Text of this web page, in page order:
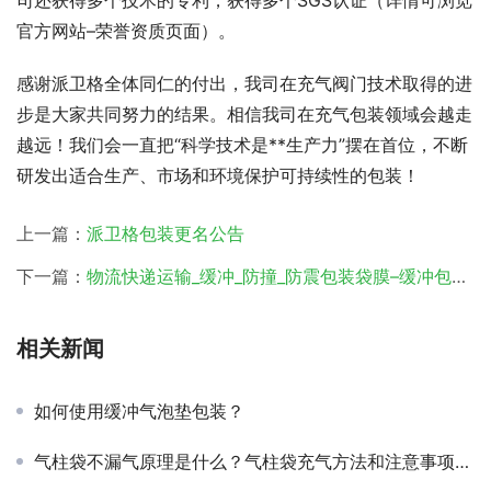
官方网站–荣誉资质页面）。
感谢派卫格全体同仁的付出，我司在充气阀门技术取得的进
步是大家共同努力的结果。相信我司在充气包装领域会越走
越远！我们会一直把“科学技术是**生产力”摆在首位，不断
研发出适合生产、市场和环境保护可持续性的包装！
上一篇： 派卫格包装更名公告
下一篇： 物流快递运输_缓冲_防撞_防震包装袋膜–缓冲包装材料
相关新闻
如何使用缓冲气泡垫包装？
气柱袋不漏气原理是什么？气柱袋充气方法和注意事项详解